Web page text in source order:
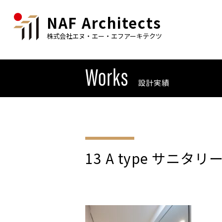
NAF Architects
株式会社エヌ・エー・エフアーキテクツ
Works 設計実績
13 A type サニタリ